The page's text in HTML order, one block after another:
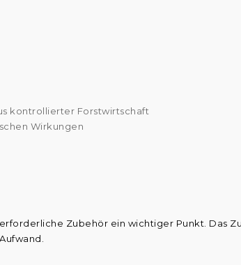
kontrollierter Forstwirtschaft
Wirkungen
Zubehör ein wichtiger Punkt. Das